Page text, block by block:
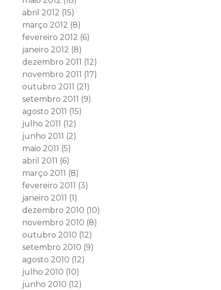
abril 2012 (15)
março 2012 (8)
fevereiro 2012 (6)
janeiro 2012 (8)
dezembro 2011 (12)
novembro 2011 (17)
outubro 2011 (21)
setembro 2011 (9)
agosto 2011 (15)
julho 2011 (12)
junho 2011 (2)
maio 2011 (5)
abril 2011 (6)
março 2011 (8)
fevereiro 2011 (3)
janeiro 2011 (1)
dezembro 2010 (10)
novembro 2010 (8)
outubro 2010 (12)
setembro 2010 (9)
agosto 2010 (12)
julho 2010 (10)
junho 2010 (12)